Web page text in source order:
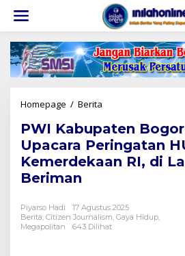
konten
Homepage / Berita
Bogor
Hadiri
Upacara
Peringatan
Kemerdekaan
RI,
PWI Kabupaten
Upacara Peringatan
Kemerdekaan RI, di
Beriman
Piyarso Hadi
17 Agustus 2025
Berita Citizen Journalism Gaya Hidup
Megapolitan
643 Dilihat